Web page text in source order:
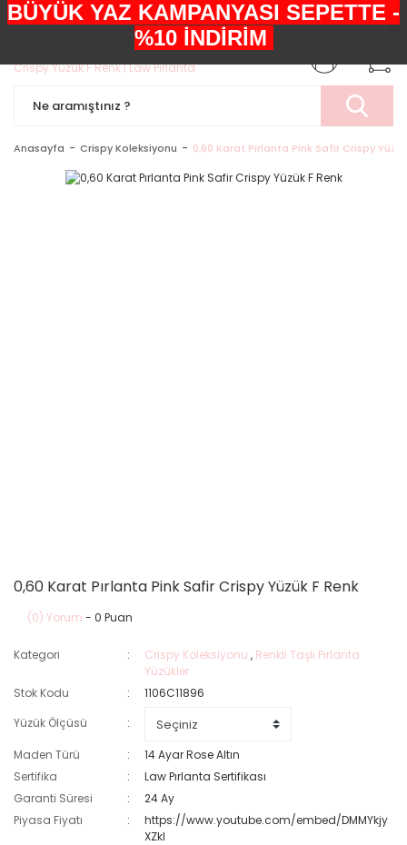
+90552 303 05 29
Anasayfa Crispy Koleksiyonu 0,60 Karat Pırlanta Pink Safir Crispy
0,60 Karat Pırlanta Pink Safir Crispy Yüzük F Renk
(0) Yorum - 0 Puan
Kategori Crispy Koleksiyonu , Renkli Taşlı Pırlanta
Yüzükler
Stok Kodu
1106C11896
Yüzük Ölçüsü
Maden Türü
14 Ayar Rose Altın
Sertifika
Law Pırlanta Sertifikası
Garanti Süresi
24 Ay
Piyasa Fiyatı
https://www.youtube.com/embed/DMMYkjy
XZkI
BÜYÜK YAZ KAMPANYASI SEPETTE -
%10 İNDİRİM